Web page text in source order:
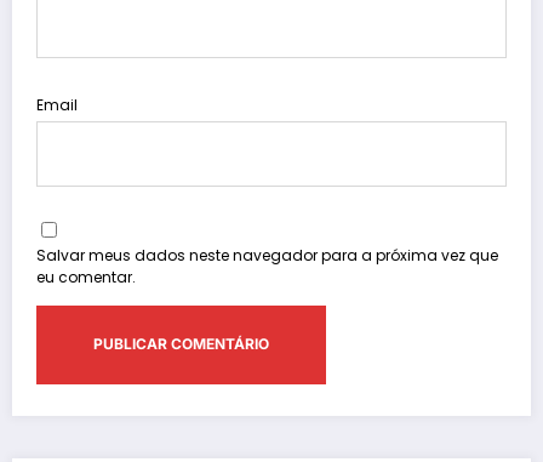
Email
Salvar meus dados neste navegador para a próxima vez que
eu comentar.